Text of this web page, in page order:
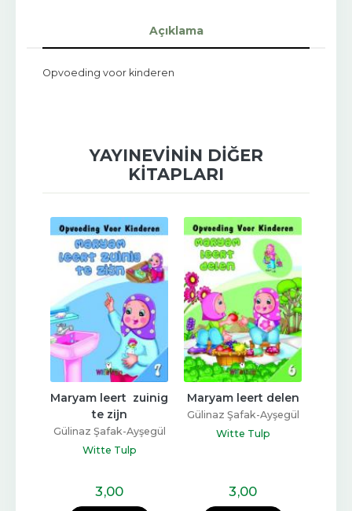
Açıklama
Opvoeding voor kinderen
YAYINEVININ DIĞER
KITAPLARI
Maryam leert  zuinig
te zijn
Gülinaz Şafak-Ayşegül
Coşkun
Witte Tulp
3,00
Maryam leert delen
Gülinaz Şafak-Ayşegül
Coşkun
Witte Tulp
3,00